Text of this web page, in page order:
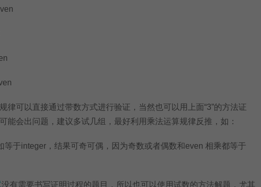
可以直接通过带数方式进行验证，当然也可以用上面“3”的方法证
能会出问题，建议多试几组，最好利用乘法运算规律反推，如：
于integer，结果可奇可偶，因为奇数或者偶数和even 相乘都等于
没有需要书写证明过程的题目，所以也可以使用试数的方法解题，尤其